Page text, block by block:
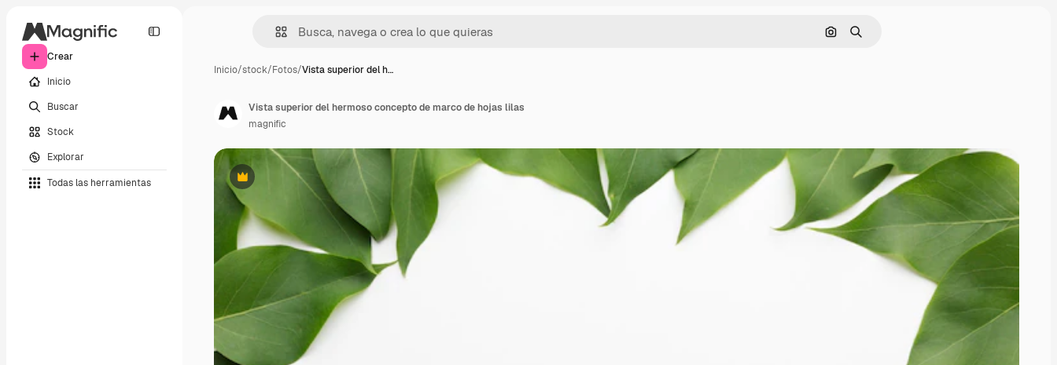
Crear
Inicio
Buscar
Stock
Explorar
Todas las herramientas
Buscar por imagen
Buscar
Inicio/stock/Fotos/Vista superior del h…
Premium
Vista superior del hermoso concepto de marco de hojas lilas
magnific